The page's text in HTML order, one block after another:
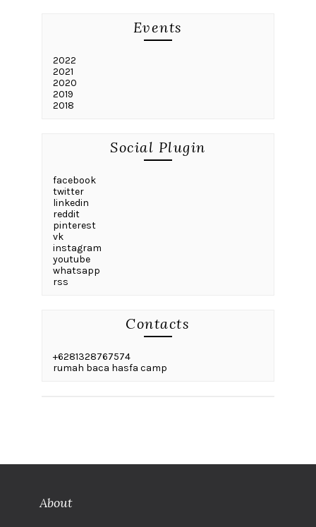
Events
2022
2021
2020
2019
2018
Social Plugin
facebook
twitter
linkedin
reddit
pinterest
vk
instagram
youtube
whatsapp
rss
Contacts
+6281328767574
rumah baca hasfa camp
About